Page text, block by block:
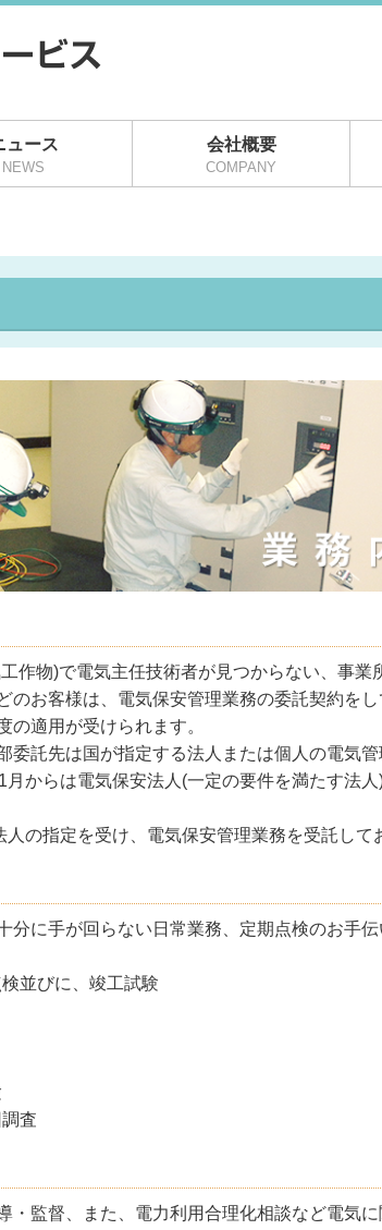
ュース
NEWS
会社概要
COMPANY
作物)で電気主任技術者が見つからない、事業
のお客様は、電気保安管理業務の委託契約をし
の適用が受けられます。
委託先は国が指定する法人または個人の電気管
からは電気保安法人(一定の要件を満たす法人
の指定を受け、電気保安管理業務を受託して
分に手が回らない日常業務、定期点検のお手伝
並びに、竣工試験
査
・監督、また、電力利用合理化相談など電気